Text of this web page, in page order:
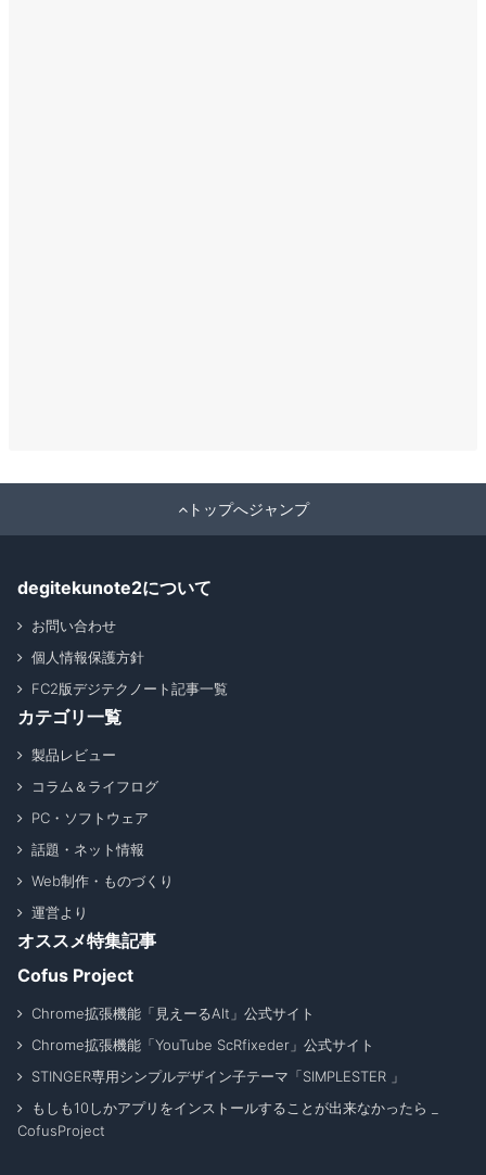
トップへジャンプ
degitekunote2について
お問い合わせ
個人情報保護方針
FC2版デジテクノート記事一覧
カテゴリ一覧
製品レビュー
コラム＆ライフログ
PC・ソフトウェア
話題・ネット情報
Web制作・ものづくり
運営より
オススメ特集記事
Cofus Project
Chrome拡張機能「見えーるAlt」公式サイト
Chrome拡張機能「YouTube ScRfixeder」公式サイト
STINGER専用シンプルデザイン子テーマ「SIMPLESTER 」
もしも10しかアプリをインストールすることが出来なかったら _
CofusProject